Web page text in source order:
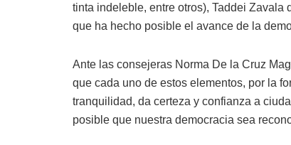
tinta indeleble, entre otros), Taddei
que ha hecho posible el avance de la
Ante las consejeras Norma De la Cruz
que cada uno de estos elementos, por la
tranquilidad, da certeza y confianza a
posible que nuestra democracia sea